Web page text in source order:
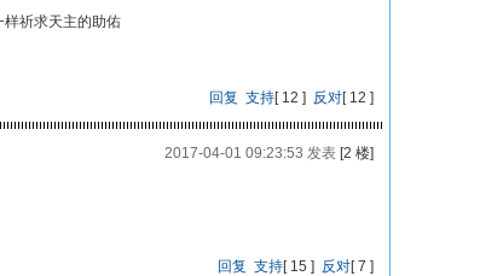
祈求天主的助佑
回复 支持[12 ] 反对[12 ]
2017-04-01 09:23:53 发表[2 楼]
回复 支持[15 ] 反对[7 ]